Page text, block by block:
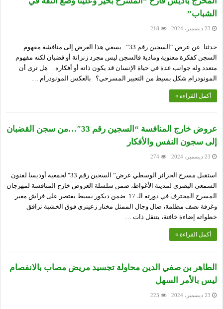
الشباب”
23 ديسمبر، 2024 218
حدثنا عن عرض “السجين رقم 33” يسعي هذا العرض إلى مناقشة مفهوم
السجن كفكرة معنوية ومادية فالسجن ليس مجرد زنزانة أو قضبان لكنه مفهوم
متعدد وله جوانب عدة في حياة الإنسان قد يكون ذاته أو أفكاره . هل ترى أن
المونودرام شكل بسيط من التعبير المسرحي؟ بالعكس المونودرام …
أكمل القراءة »
عروض خارج المنافسة “السجين رقم 33″…من سجن القضبان
إلى سجون النفس والأفكار
23 ديسمبر، 2024 274
استقبل مسرح الجزائر الوسطي عرض” السجين رقم 33″ لجمعية أوديسا لفنون
السمعي البصري لمدينة الأغواط، ضمن سلسلة العروض خارج المنافسة لمهرجان
المسرح المحترف في دورته الـ 17. ضمن ديكور بسيط يقتصر على فراش مغبر
وغرفة نصف مظلمة، صال وجال الممثل مختار زعيتري فوق الخشبة ترافق
خطواته إضاءة خافتة، يتنقل ذات …
أكمل القراءة »
الطاهر بن صفي الدين محاولة تجسيد مريض مصاب بالانفصام
ليس بالأمر السهل
23 ديسمبر، 2024 223